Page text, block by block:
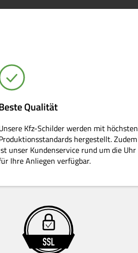
Qualität
Kfz-Schilder werden mit höchsten
hergestellt. Zudem
unser Kundenservice rund um die Uhr
Ihre Anliegen verfügbar.